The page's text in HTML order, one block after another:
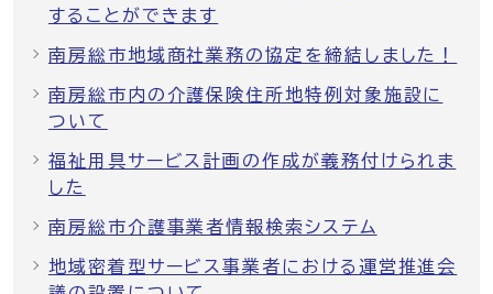
することができます
南房総市地域商社業務の協定を締結しました！
南房総市内の介護保険住所地特例対象施設に
ついて
福祉用具サービス計画の作成が義務付けられま
した
南房総市介護事業者情報検索システム
地域密着型サービス事業者における運営推進会